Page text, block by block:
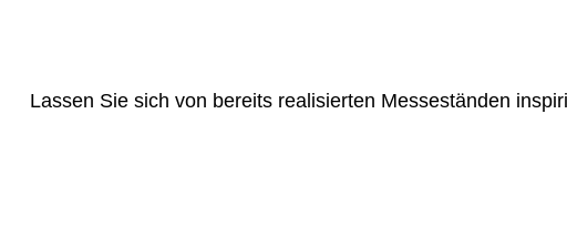
Lassen Sie sich von bereits realisierten Messeständen